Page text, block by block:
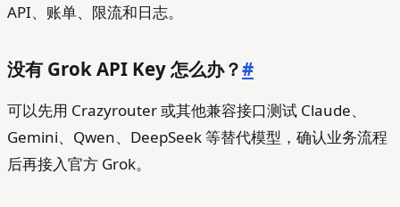
API、账单、限流和日志。
没有 Grok API Key 怎么办？#
可以先用 Crazyrouter 或其他兼容接口测试 Claude、
Gemini、Qwen、DeepSeek 等替代模型，确认业务流程
后再接入官方 Grok。